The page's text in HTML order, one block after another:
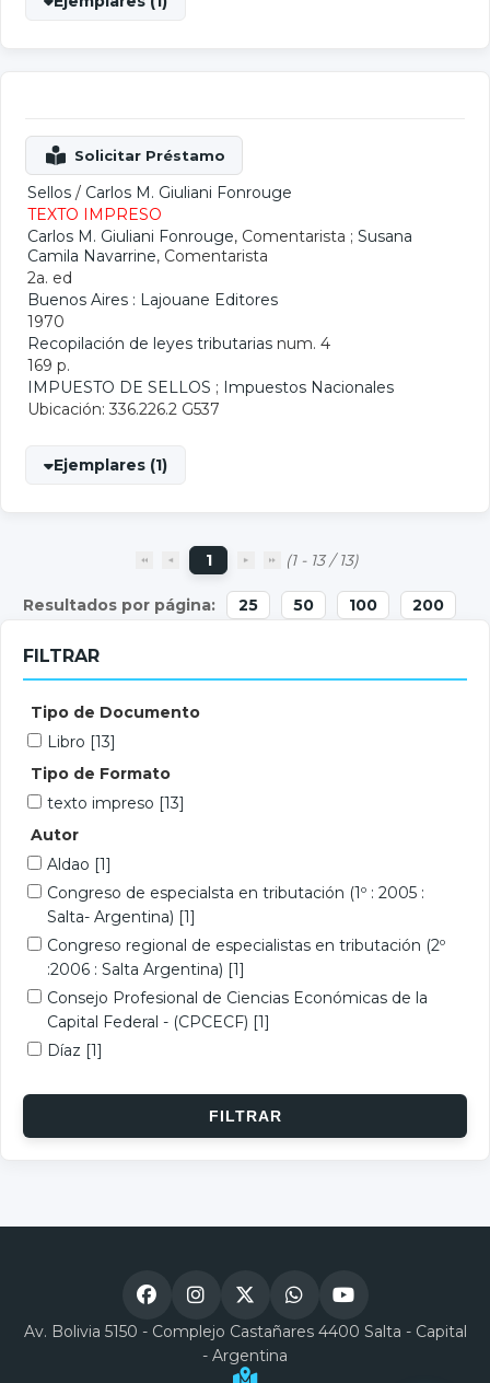
Sellos / Carlos M. Giuliani Fonrouge
TEXTO IMPRESO
Carlos M. Giuliani Fonrouge, Comentarista ; Susana
Camila Navarrine, Comentarista
2a. ed
Buenos Aires : Lajouane Editores
1970
Recopilación de leyes tributarias num. 4
169 p.
IMPUESTO DE SELLOS ; Impuestos Nacionales
Ubicación: 336.226.2 G537
Ejemplares (1)
1 (1 - 13 / 13)
25 50 100 200
FILTRAR
Tipo de Documento
Libro [13]
Tipo de Formato
texto impreso [13]
Autor
Aldao [1]
Congreso de especialsta en tributación (1º : 2005 :
Salta- Argentina) [1]
Congreso regional de especialistas en tributación (2º
:2006 : Salta Argentina) [1]
Consejo Profesional de Ciencias Económicas de la
Capital Federal - (CPCECF) [1]
Díaz [1]
Av. Bolivia 5150 - Complejo Castañares 4400 Salta - Capital
- Argentina